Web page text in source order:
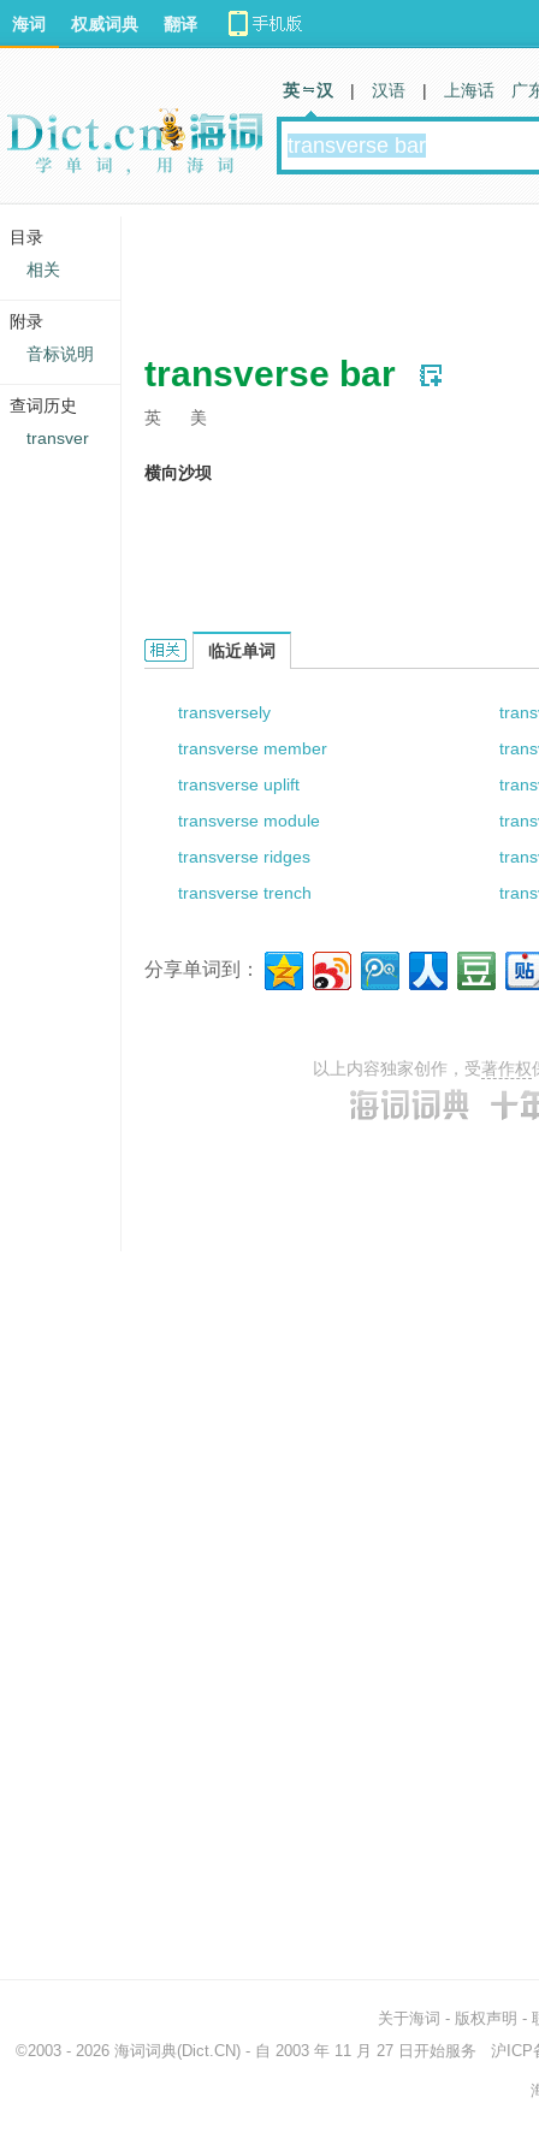
transverse bar
英 美
横向沙坝
transverse bar的相关资料：
临近单词
transversely
transverse member
transverse uplift
transverse module
transverse ridges
transverse trench
分享单词到：
以上内容独家创作，受著作权
海词 权威词典 翻译
英 汉 | 汉语 | 上海话 广
关于海词 - 版权声明 -
©2003 - 2026 海词词典(Dict.CN) - 自 2003 年 11 月 27 日开始服务 沪ICP
目录
相关
附录
音标说明
查词历史
transver